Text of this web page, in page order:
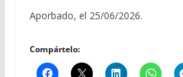
Aporbado, el 25/06/2026.
Compártelo: